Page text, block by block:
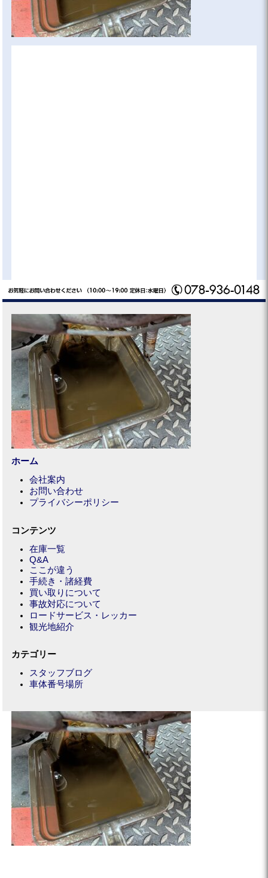
ホーム
会社案内
お問い合わせ
プライバシーポリシー
コンテンツ
在庫一覧
Q&A
ここが違う
手続き・諸経費
買い取りについて
事故対応について
ロードサービス・レッカー
観光地紹介
カテゴリー
スタッフブログ
車体番号場所